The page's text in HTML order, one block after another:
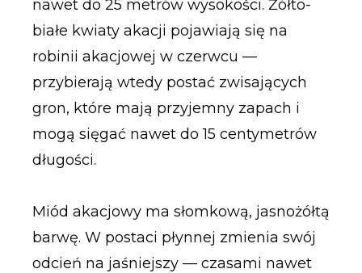
nawet do 25 metrów wysokości. Żółto-
białe kwiaty akacji pojawiają się na
robinii akacjowej w czerwcu —
przybierają wtedy postać zwisających
gron, które mają przyjemny zapach i
mogą sięgać nawet do 15 centymetrów
długości.
Miód akacjowy ma słomkową, jasnożółtą
barwę. W postaci płynnej zmienia swój
odcień na jaśniejszy — czasami nawet